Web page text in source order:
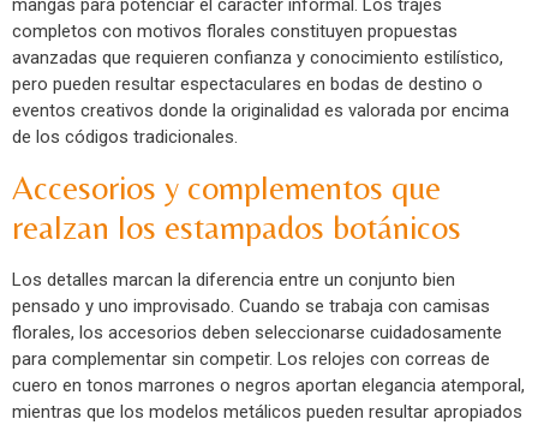
mangas para potenciar el carácter informal. Los trajes
completos con motivos florales constituyen propuestas
avanzadas que requieren confianza y conocimiento estilístico,
pero pueden resultar espectaculares en bodas de destino o
eventos creativos donde la originalidad es valorada por encima
de los códigos tradicionales.
Accesorios y complementos que
realzan los estampados botánicos
Los detalles marcan la diferencia entre un conjunto bien
pensado y uno improvisado. Cuando se trabaja con camisas
florales, los accesorios deben seleccionarse cuidadosamente
para complementar sin competir. Los relojes con correas de
cuero en tonos marrones o negros aportan elegancia atemporal,
mientras que los modelos metálicos pueden resultar apropiados